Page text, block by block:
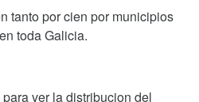
tanto por cien por municipios
toda Galicia.
ver la distribucion del